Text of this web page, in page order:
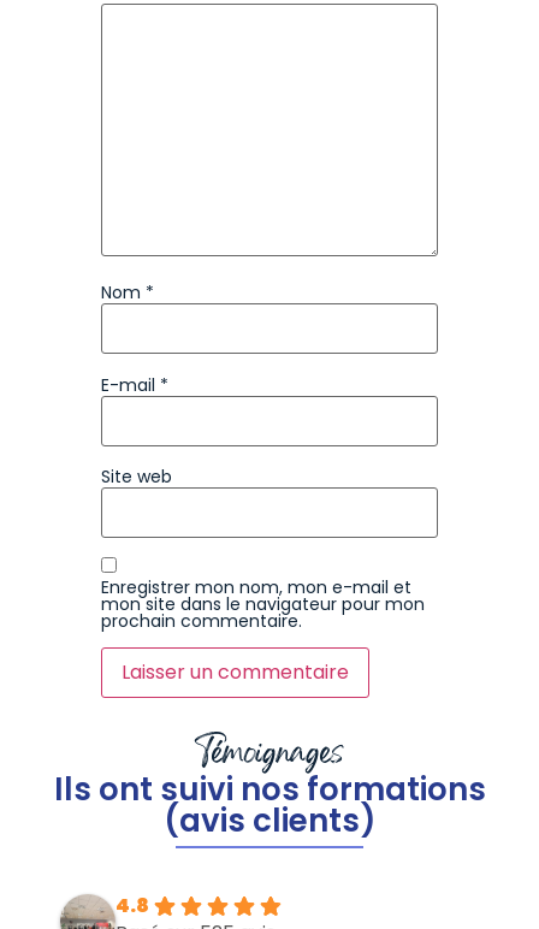
Nom *
E-mail *
Site web
Enregistrer mon nom, mon e-mail et
mon site dans le navigateur pour mon
prochain commentaire.
Témoignages
Ils ont suivi nos formations
(avis clients)
4.8